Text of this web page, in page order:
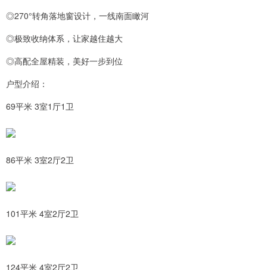
◎270°转角落地窗设计，一线南面瞰河
◎极致收纳体系，让家越住越大
◎高配全屋精装，美好一步到位
户型介绍：
69平米 3室1厅1卫
86平米 3室2厅2卫
101平米 4室2厅2卫
124平米 4室2厅2卫